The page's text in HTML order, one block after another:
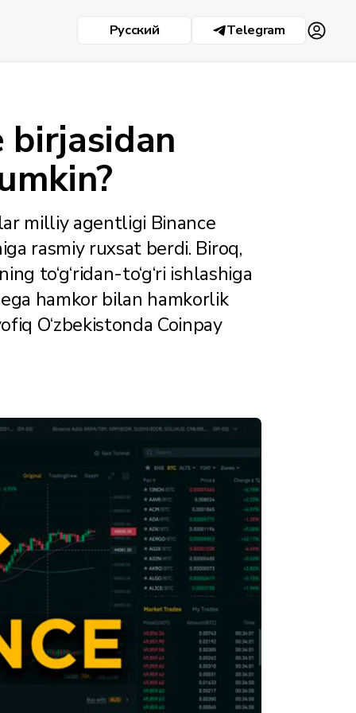
Русский Telegram
birjasidan
milliy agentligi Binance
rasmiy ruxsat berdi. Biroq,
to‘g‘ridan-to‘g‘ri ishlashiga
hamkor bilan hamkorlik
O‘zbekistonda Coinpay